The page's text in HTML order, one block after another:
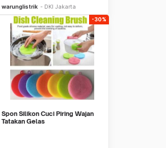
warunglistrik DKI Jakarta
-30%
Spon Silikon Cuci Piring Wajan
Tatakan Gelas